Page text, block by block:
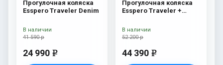
Прогулочная коляска
Esspero Traveler Denim
41 590 р
24 990 e
В наличии
Прогулочная коляска
Esspero Traveler +
52 200 р
44 390 e
В наличии